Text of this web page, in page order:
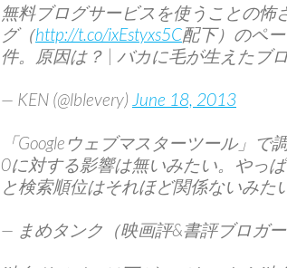
無料ブログサービスを使うことの
グ（http://t.co/ixEstyxs5C配下）のペ
件。原因は？ | バカに毛が生えたブ
— KEN (@lblevery) June 18, 2013
「Googleウェブマスターツール」
0に対する影響は無いみたい。やっ
と検索順位はそれほど関係ないみた
— まめタンク（映画評&書評ブロガー